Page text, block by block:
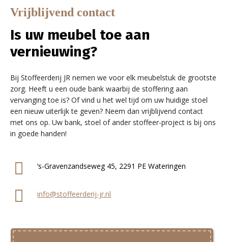
Vrijblijvend contact
Is uw meubel toe aan
vernieuwing?
Bij Stoffeerderij JR nemen we voor elk meubelstuk de grootste
zorg. Heeft u een oude bank waarbij de stoffering aan
vervanging toe is? Of vind u het wel tijd om uw huidige stoel
een nieuw uiterlijk te geven? Neem dan vrijblijvend contact
met ons op. Uw bank, stoel of ander stoffeer-project is bij ons
in goede handen!
‘s-Gravenzandseweg 45, 2291 PE Wateringen
info@stoffeerderij-jr.nl